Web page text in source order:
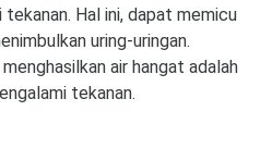
Hal ini, dapat memicu
uring-uringan.
air hangat adalah
tekanan.